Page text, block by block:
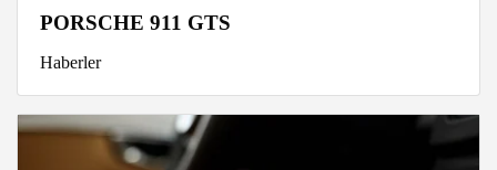
PORSCHE 911 GTS
Haberler